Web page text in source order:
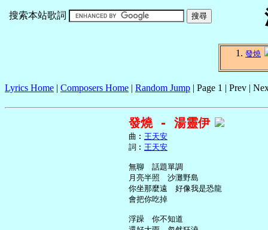
搜索本站歌詞
發燒
Lyrics Home | Composers Home | Random Jump | Page 1 | Prev |
發燒 - 湯靈伊
     曲︰
王天安
     詞︰
王天安
     無聊　話題單調
     月亮半照　沙灘野島
     你坐那麼遠　好像我是恐龍
     會把你吃掉
     浮躁　你不知道